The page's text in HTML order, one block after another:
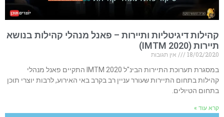
קהילות דיגיטליות ותיירות – פאנל מנהלי קהילות בנושא
תיירות (IMTM 2020)
18/02/2020
אין תגובות
במסגרת תערוכת התיירות הבינ"ל IMTM 2020 התקיים פאנל מנהלי
קהילות בתחום התיירות שעורר עניין רב בקרב באי האירוע, לרבות יוצרי תוכן
בתחום הטיולים.
קרא עוד »